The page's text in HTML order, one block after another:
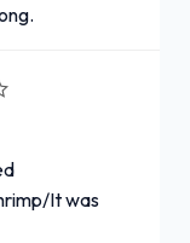
It was